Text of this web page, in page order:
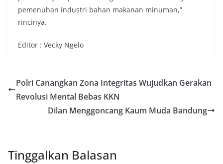
pemenuhan industri bahan makanan minuman,”
rincinya.
Editor : Vecky Ngelo
Polri Canangkan Zona Integritas Wujudkan Gerakan
Revolusi Mental Bebas KKN
Dilan Menggoncang Kaum Muda Bandung
Tinggalkan Balasan